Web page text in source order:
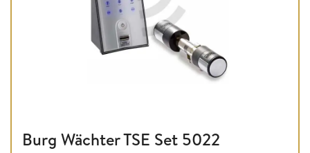
Burg Wächter TSE Set 5022